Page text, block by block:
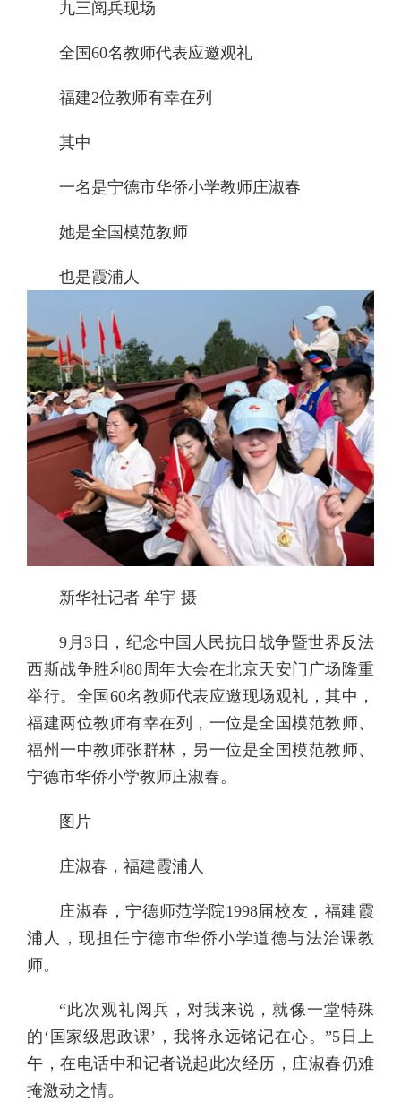
九三阅兵现场
全国60名教师代表应邀观礼
福建2位教师有幸在列
其中
一名是宁德市华侨小学教师庄淑春
她是全国模范教师
也是霞浦人
新华社记者 牟宇 摄
9月3日，纪念中国人民抗日战争暨世界反法
西斯战争胜利80周年大会在北京天安门广场隆重
举行。全国60名教师代表应邀现场观礼，其中，
福建两位教师有幸在列，一位是全国模范教师、
福州一中教师张群林，另一位是全国模范教师、
宁德市华侨小学教师庄淑春。
图片
庄淑春，福建霞浦人
庄淑春，宁德师范学院1998届校友，福建霞
浦人，现担任宁德市华侨小学道德与法治课教
师。
“此次观礼阅兵，对我来说，就像一堂特殊
的‘国家级思政课’，我将永远铭记在心。”5日上
午，在电话中和记者说起此次经历，庄淑春仍难
掩激动之情。